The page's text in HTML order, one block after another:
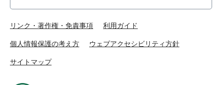
リンク・著作権・免責事項 利用ガイド
個人情報保護の考え方 ウェブアクセシビリティ方針
サイトマップ